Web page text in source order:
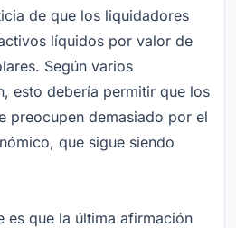
de que los liquidadores
líquidos por valor de
Según varios
esto debería permitir que los
preocupen demasiado por el
que sigue siendo
es que la última afirmación